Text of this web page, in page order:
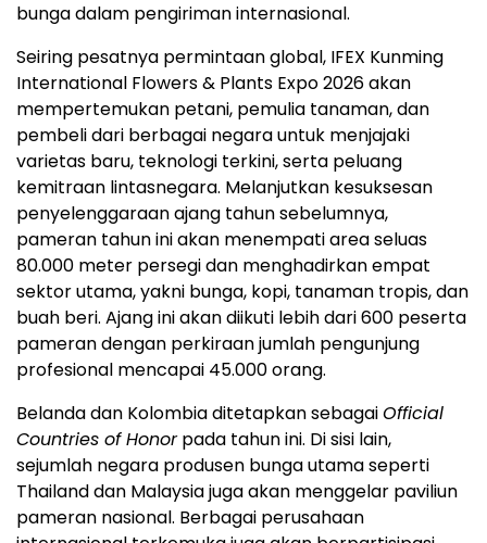
bunga dalam pengiriman internasional.
Seiring pesatnya permintaan global, IFEX Kunming
International Flowers & Plants Expo 2026 akan
mempertemukan petani, pemulia tanaman, dan
pembeli dari berbagai negara untuk menjajaki
varietas baru, teknologi terkini, serta peluang
kemitraan lintasnegara. Melanjutkan kesuksesan
penyelenggaraan ajang tahun sebelumnya,
pameran tahun ini akan menempati area seluas
80.000 meter persegi dan menghadirkan empat
sektor utama, yakni bunga, kopi, tanaman tropis, dan
buah beri. Ajang ini akan diikuti lebih dari 600 peserta
pameran dengan perkiraan jumlah pengunjung
profesional mencapai 45.000 orang.
Belanda dan Kolombia ditetapkan sebagaiOfficial
Countries of Honorpada tahun ini. Di sisi lain,
sejumlah negara produsen bunga utama seperti
Thailand dan Malaysia juga akan menggelar paviliun
pameran nasional. Berbagai perusahaan